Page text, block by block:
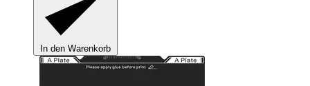
In den Warenkorb